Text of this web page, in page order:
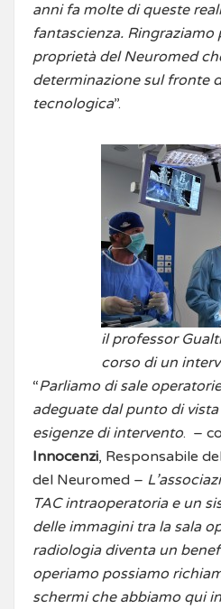
anni fa molte di queste
fantascienza. Ringraziamo
proprietà del Neuromed
determinazione sul fronte
tecnologica”.
il professor
corso di un
“Parliamo di sale
adeguate dal punto di
esigenze di intervento. –
Innocenzi, Responsabile
del Neuromed –
TAC intraoperatoria e un
delle immagini tra la sala
radiologia diventa un
operiamo possiamo
schermi che abbiamo qui